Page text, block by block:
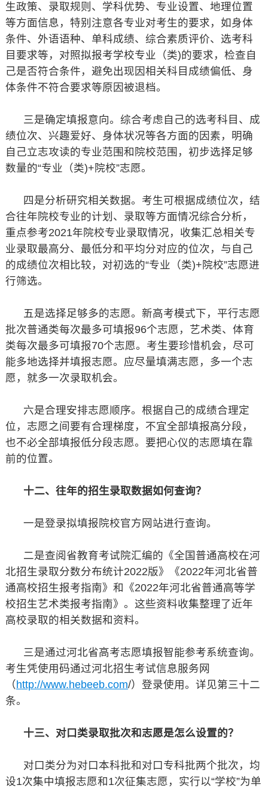
生政策、录取规则、学科优势、专业设置、地理位置
等方面信息，特别注意各专业对考生的要求，如身体
条件、外语语种、单科成绩、综合素质评价、选考科
目要求等，对照拟报考学校专业（类)的要求，检查自
己是否符合条件，避免出现因相关科目成绩偏低、身
体条件不符合要求等原因被退档。
三是确定填报意向。综合考虑自己的选考科目、成
绩位次、兴趣爱好、身体状况等各方面的因素，明确
自己立志攻读的专业范围和院校范围，初步选择足够
数量的“专业（类)+院校”志愿。
四是分析研究相关数据。考生可根据成绩位次，结
合往年院校专业的计划、录取等方面情况综合分析，
重点参考2021年院校专业录取情况，收集汇总相关专
业录取最高分、最低分和平均分对应的位次，与自己
的成绩位次相比较，对初选的“专业（类)+院校”志愿进
行筛选。
五是选择足够多的志愿。新高考模式下，平行志愿
批次普通类每次最多可填报96个志愿，艺术类、体育
类每次最多可填报70个志愿。考生要珍惜机会，尽可
能多地选择并填报志愿。应尽量填满志愿，多一个志
愿，就多一次录取机会。
六是合理安排志愿顺序。根据自己的成绩合理定
位，志愿之间要有合理梯度，不宜全部填报高分段，
也不必全部填报低分段志愿。要把心仪的志愿填在靠
前的位置。
十二、往年的招生录取数据如何查询？
一是登录拟填报院校官方网站进行查询。
二是查阅省教育考试院汇编的《全国普通高校在河
北招生录取分数分布统计2022版》《2022年河北省普
通高校招生报考指南》和《2022年河北省普通高等学
校招生艺术类报考指南》。这些资料收集整理了近年
高校录取的相关数据和资料。
三是通过河北省高考志愿填报智能参考系统查询。
考生凭使用码通过河北招生考试信息服务网
（ http://www.hebeeb.com/）登录使用。详见第三十二
条。
十三、对口类录取批次和志愿是怎么设置的？
对口类分为对口本科批和对口专科批两个批次，均
设1次集中填报志愿和1次征集志愿，实行以“学校”为单